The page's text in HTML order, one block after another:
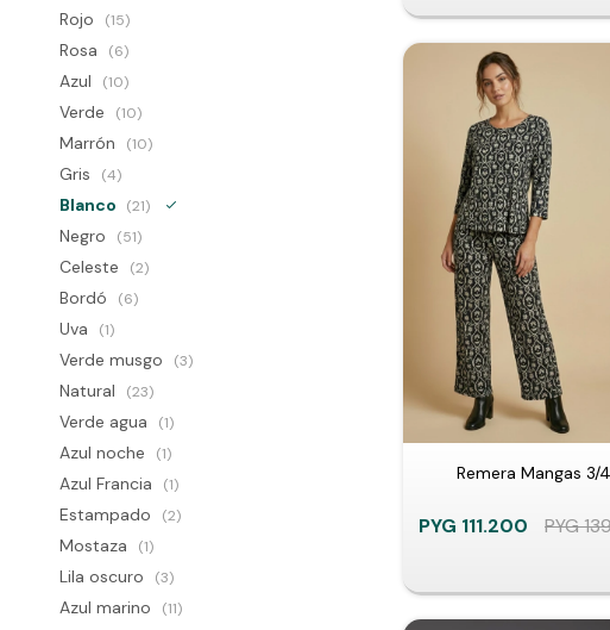
Remera Mangas 3/
PYG 111.200 PYG
Rojo (15)
Rosa (6)
Azul (10)
Verde (10)
Marrón (10)
Gris (4)
Blanco (21)
Negro (51)
Celeste (2)
Bordó (6)
Uva (1)
Verde musgo (3)
Natural (23)
Verde agua (1)
Azul noche (1)
Azul Francia (1)
Estampado (2)
Mostaza (1)
Lila oscuro (3)
Azul marino (11)